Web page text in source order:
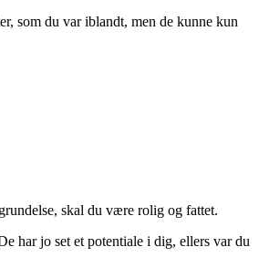
som du var iblandt, men de kunne kun
skal du være rolig og fattet.
har jo set et potentiale i dig, ellers var du